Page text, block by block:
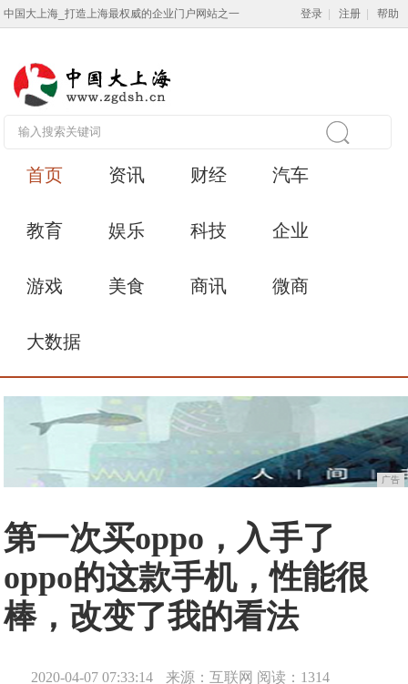
中国大上海_打造上海最权威的企业门户网站之一 登录 注册 帮助
首页 资讯 财经 汽车
教育 娱乐 科技 企业
游戏 美食 商讯 微商
大数据
广告
第一次买oppo，入手了
oppo的这款手机，性能很
棒，改变了我的看法
2020-04-07 07:33:14 来源：互联网 阅读：1314